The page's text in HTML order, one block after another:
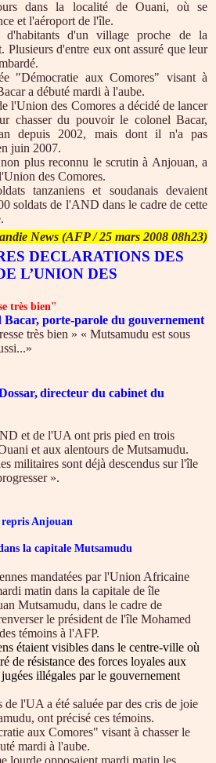
dans la localité de Ouani, où se
et l'aéroport de l'île.
d'habitants d'un village proche de la
Plusieurs d'entre eux ont assuré que leur
"Démocratie aux Comores" visant à
a débuté mardi à l'aube.
l'Union des Comores a décidé de lancer
chasser du pouvoir le colonel Bacar,
depuis 2002, mais dont il n'a pas
juin 2007.
plus reconnu le scrutin à Anjouan, a
des Comores.
tanzaniens et soudanais devaient
soldats de l'AND dans le cadre de cette
News (AFP / 25 mars 2008 08h23)
DECLARATIONS DES
L’UNION DES
très bien"
porte-parole du gouvernement
très bien » « Mutsamudu est sous
directeur du cabinet du
et de l'UA ont pris pied en trois
et aux alentours de Mutsamudu.
militaires sont déjà descendus sur l'île
».
Anjouan
la capitale Mutsamudu
mandatées par l'Union Africaine
matin dans la capitale de île
Mutsamudu, dans le cadre de
le président de l'île Mohamed
témoins à l'AFP.
étaient visibles dans le centre-ville où
de résistance des forces loyales aux
illégales par le gouvernement
de l'UA a été saluée par des cris de joie
ont précisé ces témoins.
aux Comores" visant à chasser le
mardi à l'aube.
lourde opposaient mardi matin les